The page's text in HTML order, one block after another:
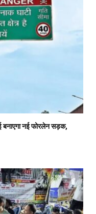
बनाएगा नई फोरलेन सड़क,